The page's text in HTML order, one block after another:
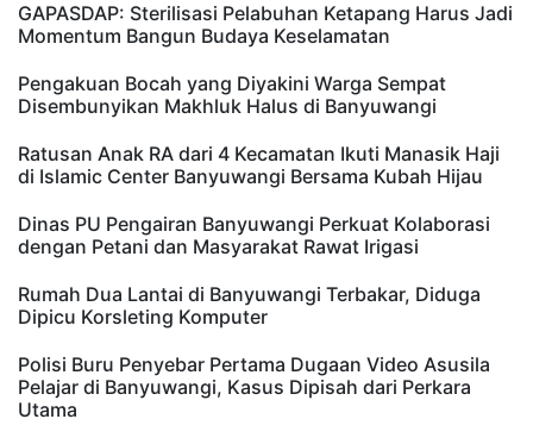
GAPASDAP: Sterilisasi Pelabuhan Ketapang Harus Jadi
Momentum Bangun Budaya Keselamatan
Pengakuan Bocah yang Diyakini Warga Sempat
Disembunyikan Makhluk Halus di Banyuwangi
Ratusan Anak RA dari 4 Kecamatan Ikuti Manasik Haji
di Islamic Center Banyuwangi Bersama Kubah Hijau
Dinas PU Pengairan Banyuwangi Perkuat Kolaborasi
dengan Petani dan Masyarakat Rawat Irigasi
Rumah Dua Lantai di Banyuwangi Terbakar, Diduga
Dipicu Korsleting Komputer
Polisi Buru Penyebar Pertama Dugaan Video Asusila
Pelajar di Banyuwangi, Kasus Dipisah dari Perkara
Utama